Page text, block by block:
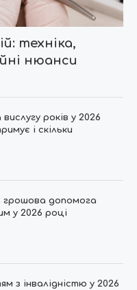
техніка,
нюанси
років у 2026
і скільки
допомога
у 2026 році
з інвалідністю у 2026